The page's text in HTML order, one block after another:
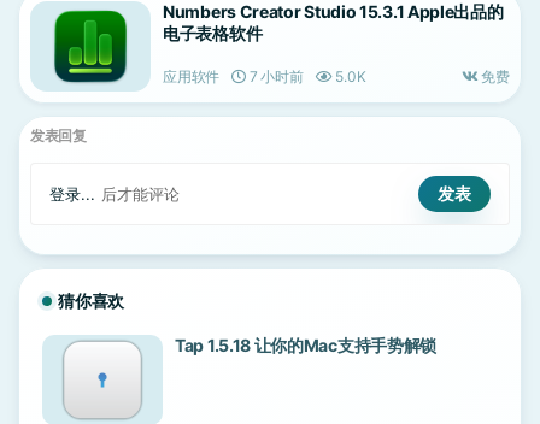
Numbers Creator Studio 15.3.1 Apple出品的
电子表格软件
应用软件 7 小时前 5.0K 免费
发表回复
登录... 后才能评论
猜你喜欢
Tap 1.5.18 让你的Mac支持手势解锁